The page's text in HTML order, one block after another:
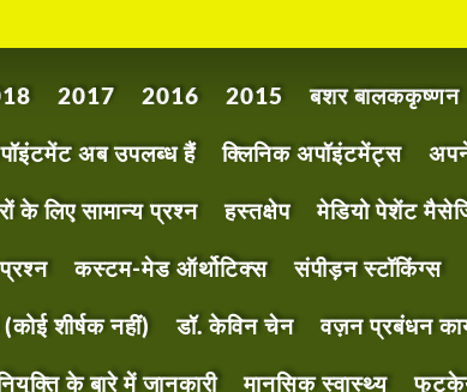
2017 2016 2015 बशर बालककृष्णन
अब उपलब्ध हैं क्लिनिक अपॉइंटमेंट्स
के लिए सामान्य प्रश्न हस्तक्षेप मेडियो पेशेंट
कस्टम-मेड ऑर्थोटिक्स संपीड़न स्टॉकिंग्स
शीर्षक नहीं) डॉ. केविन चेन वज़न प्रबंधन
के बारे में जानकारी मानसिक स्वास्थ्य